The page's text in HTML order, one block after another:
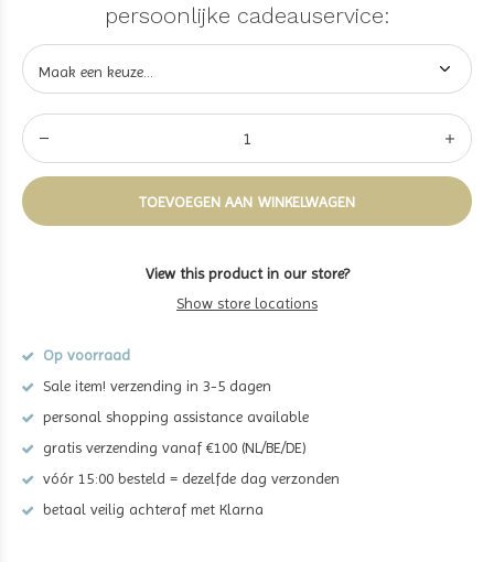
persoonlijke cadeauservice:
TOEVOEGEN AAN WINKELWAGEN
View this product in our store?
Show store locations
Op voorraad
Sale item! verzending in 3-5 dagen
personal shopping assistance available
gratis verzending vanaf €100 (NL/BE/DE)
vóór 15:00 besteld = dezelfde dag verzonden
betaal veilig achteraf met Klarna